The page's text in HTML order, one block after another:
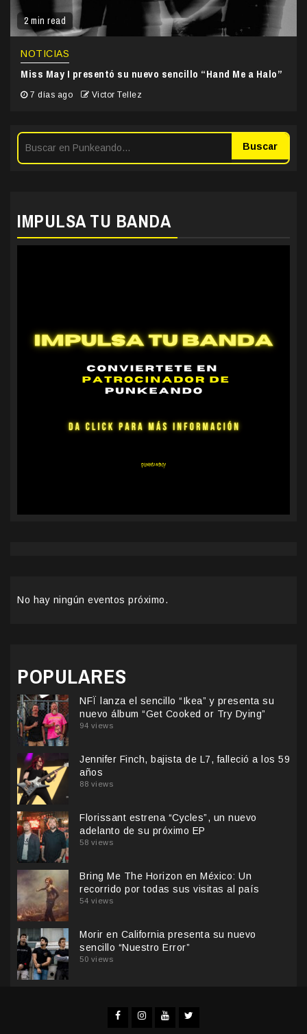
2 min read
NOTICIAS
Miss May I presentó su nuevo sencillo “Hand Me a Halo”
7 días ago Victor Tellez
Buscar
IMPULSA TU BANDA
No hay ningún eventos próximo.
POPULARES
NFÏ lanza el sencillo “Ikea” y presenta su
nuevo álbum “Get Cooked or Try Dying”
94 views
Jennifer Finch, bajista de L7, falleció a los 59
años
88 views
Florissant estrena “Cycles”, un nuevo
adelanto de su próximo EP
58 views
Bring Me The Horizon en México: Un
recorrido por todas sus visitas al país
54 views
Morir en California presenta su nuevo
sencillo “Nuestro Error”
50 views
Facebook
Instagram
YouTube
Twitter